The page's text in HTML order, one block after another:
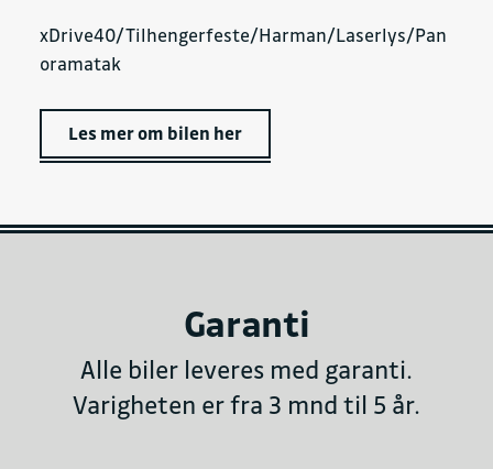
xDrive40/Tilhengerfeste/Harman/Laserlys/Pan
oramatak
Les mer om bilen her
Garanti
Alle biler leveres med garanti.
Varigheten er fra 3 mnd til 5 år.